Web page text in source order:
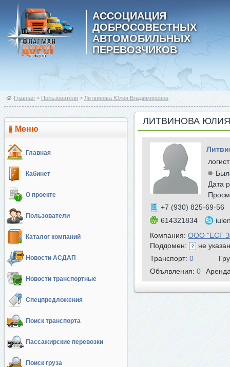
АССОЦИАЦИЯ
ДОБРОСОВЕСТНЫХ
АВТОМОБИЛЬНЫХ
ПЕРЕВОЗЧИКОВ
Главная > Пользователи > Литвинова Юлия Владимировна
Меню
Главная
Кабинет
О проекте
Пользователи
Каталог компаний
Новости АСДАП
Новости транспортные
Спецпредложения
Поиск транспорта
Пассажирские перевозки
Поиск груза
ЛИТВИНОВА
логист
Дата
+7 (930) 825-69-56
614321834
Компания: ООО "ЕСГ
Поддомен:
не
Транспорт: 0
Объявления: 0